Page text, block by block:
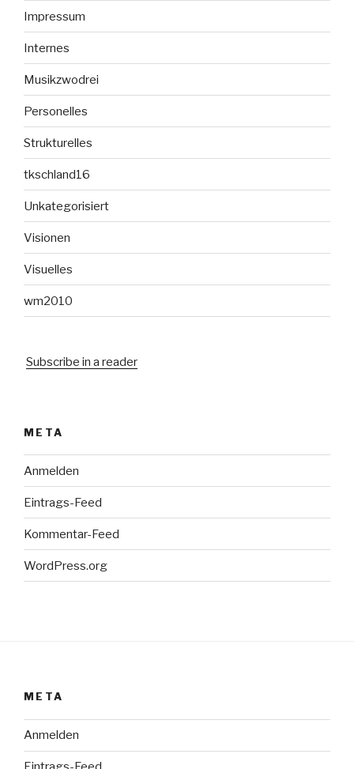
Impressum
Internes
Musikzwodrei
Personelles
Strukturelles
tkschland16
Unkategorisiert
Visionen
Visuelles
wm2010
Subscribe in a reader
META
Anmelden
Eintrags-Feed
Kommentar-Feed
WordPress.org
META
Anmelden